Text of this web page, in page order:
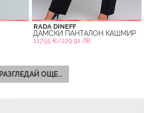
RADA DINEFF
ДАМСКИ ПАНТАЛОН КАШМИР
117.55 €/229.91 ЛВ.
РАЗГЛЕДАЙ ОЩЕ...